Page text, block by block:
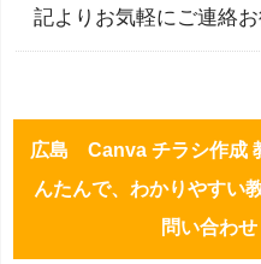
記よりお気軽にご連絡
広島 Canva チラシ作成
んたんで、わかりやすい
問い合わ